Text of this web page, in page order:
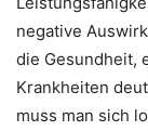
negative
die Gesundheit,
Krankheiten
muss man sich